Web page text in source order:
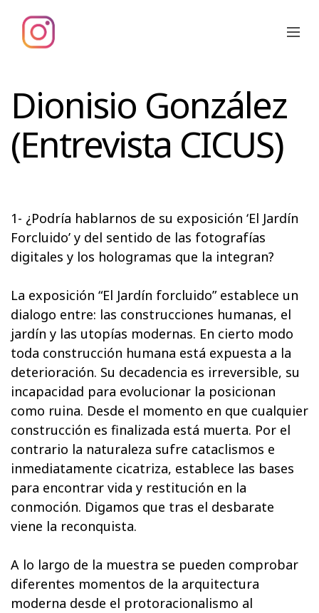
Dionisio González
(Entrevista CICUS)
1- ¿Podría hablarnos de su exposición ‘El Jardín
Forcluido’ y del sentido de las fotografías
digitales y los hologramas que la integran?
La exposición “El Jardín forcluido” establece un
dialogo entre: las construcciones humanas, el
jardín y las utopías modernas. En cierto modo
toda construcción humana está expuesta a la
deterioración. Su decadencia es irreversible, su
incapacidad para evolucionar la posicionan
como ruina. Desde el momento en que cualquier
construcción es finalizada está muerta. Por el
contrario la naturaleza sufre cataclismos e
inmediatamente cicatriza, establece las bases
para encontrar vida y restitución en la
conmoción. Digamos que tras el desbarate
viene la reconquista.
A lo largo de la muestra se pueden comprobar
diferentes momentos de la arquitectura
moderna desde el protoracionalismo al